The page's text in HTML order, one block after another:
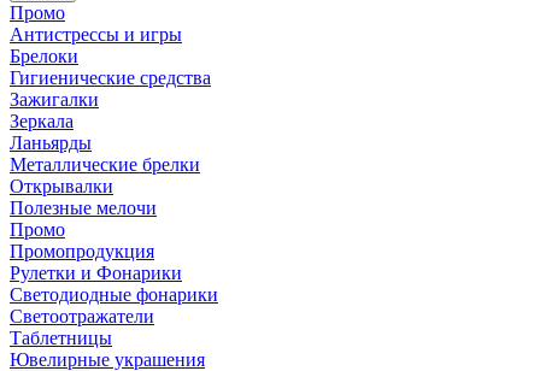
Промо
Антистрессы и игры
Брелоки
Гигиенические средства
Зажигалки
Зеркала
Ланьярды
Металлические брелки
Открывалки
Полезные мелочи
Промо
Промопродукция
Рулетки и Фонарики
Светодиодные фонарики
Светоотражатели
Таблетницы
Ювелирные украшения